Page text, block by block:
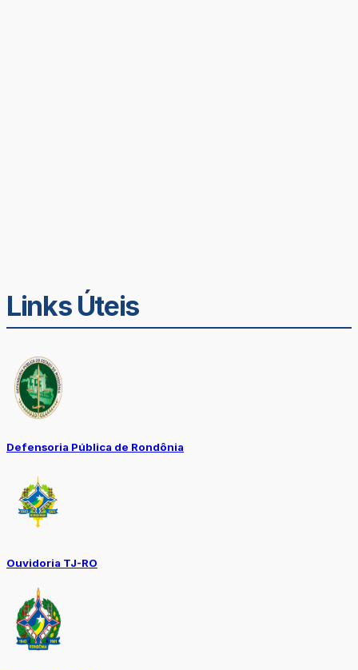
Links Úteis
Defensoria Pública de Rondônia
Ouvidoria TJ-RO